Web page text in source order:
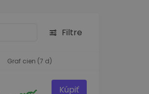
Filtre
Graf cien (7 d)
Kúpiť